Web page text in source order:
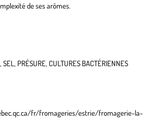
de ses arômes.
SEL, PRÉSURE, CULTURES BACTÉRIENNES
fr/fromageries/estrie/fromagerie-la-